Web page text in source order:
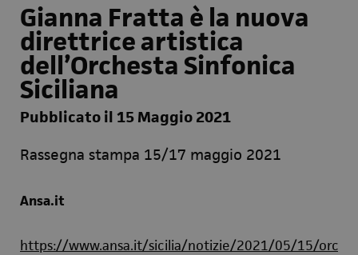
Gianna Fratta è la nuova
direttrice artistica
dell’Orchesta Sinfonica
Siciliana
Pubblicato il 15 Maggio 2021
Rassegna stampa 15/17 maggio 2021
Ansa.it
https://www.ansa.it/sicilia/notizie/2021/05/15/